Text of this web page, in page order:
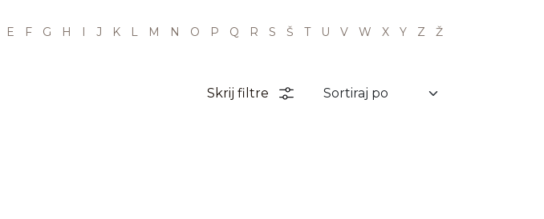
E F G H I J K L M N O P Q R S Š T U V W X Y Z Ž
Skrij filtre